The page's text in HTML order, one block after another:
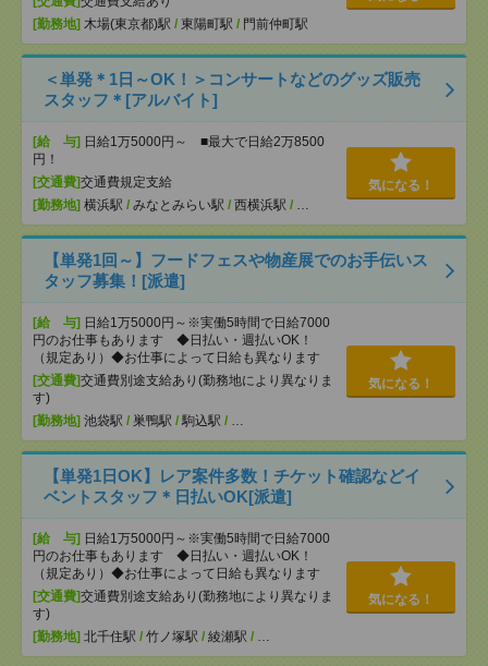
[勤務地] 木場(東京都)駅 / 東陽町駅 / 門前仲町駅
＜単発＊1日～OK！＞コンサートなどのグッズ販売
スタッフ＊[アルバイト]
[給 与] 日給1万5000円～ ■最大で日給2万8500
円！
[交通費]交通費規定支給
[勤務地] 横浜駅 / みなとみらい駅 / 西横浜駅 / …
気になる！
【単発1回～】フードフェスや物産展でのお手伝いス
タッフ募集！[派遣]
[給 与] 日給1万5000円～※実働5時間で日給7000
円のお仕事もあります ◆日払い・週払いOK！
（規定あり）◆お仕事によって日給も異なります
[交通費]交通費別途支給あり(勤務地により異なりま
す)
[勤務地] 池袋駅 / 巣鴨駅 / 駒込駅 / …
気になる！
【単発1日OK】レア案件多数！チケット確認などイ
ベントスタッフ＊日払いOK[派遣]
[給 与] 日給1万5000円～※実働5時間で日給7000
円のお仕事もあります ◆日払い・週払いOK！
（規定あり）◆お仕事によって日給も異なります
[交通費]交通費別途支給あり(勤務地により異なりま
す)
[勤務地] 北千住駅 / 竹ノ塚駅 / 綾瀬駅 / …
気になる！